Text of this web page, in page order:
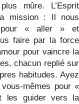
mûre. L’Esprit
mission : Il nous
pour « aller » et
faire par la force
pour vaincre la
chacun replié sur
habitudes. Ayez
mêmes pour «
les guider vers la